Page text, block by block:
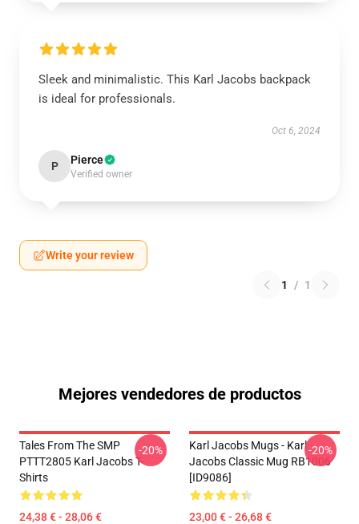
Sleek and minimalistic. This Karl Jacobs backpack
is ideal for professionals.
Oct 6, 2024
P Pierce
Verified owner
Write your review
1 / 1
Mejores vendedores de productos
Tales From The SMP
PTTT2805 Karl Jacobs T-
Shirts
24,38 € - 28,06 €
-20%
Karl Jacobs Mugs - Karl
Jacobs Classic Mug RB1006
[ID9086]
23,00 € - 26,68 €
-20%